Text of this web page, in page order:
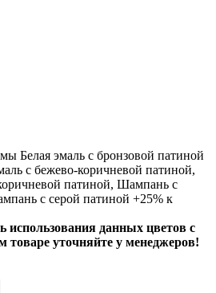
Белая эмаль с бронзовой патиной
с бежево-коричневой патиной,
патиной, Шампань с
с серой патиной +25% к
данных цветов с
товаре уточняйте у менеджеров!